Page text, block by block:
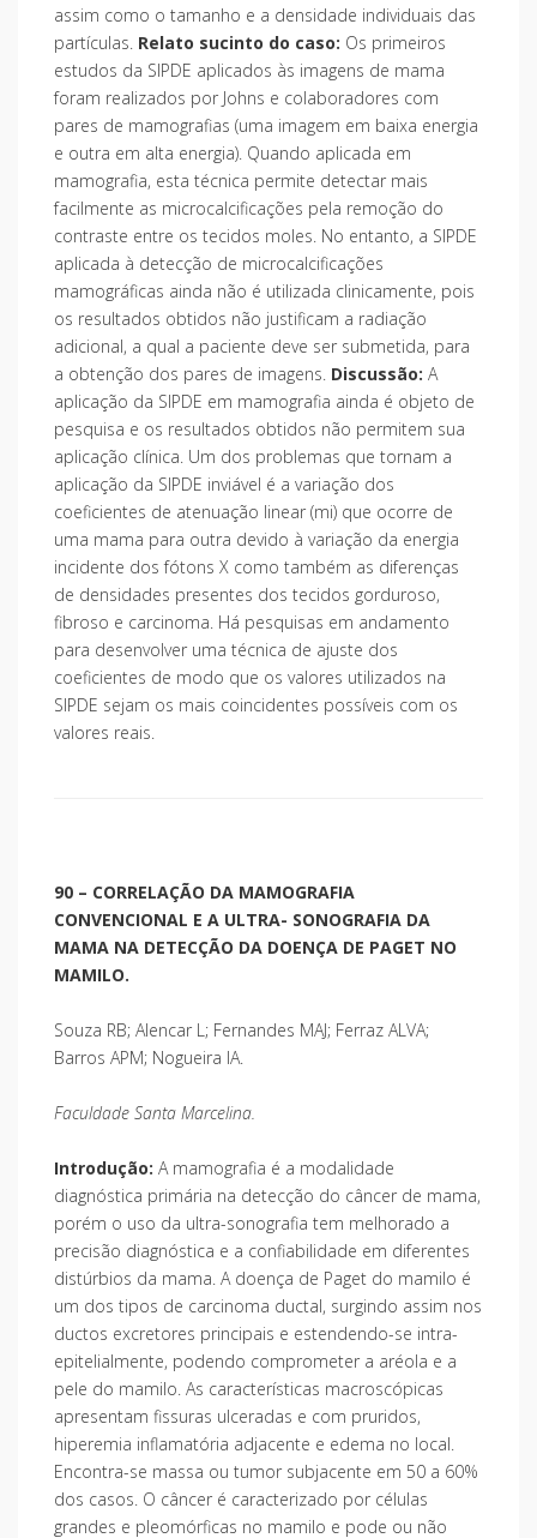
assim como o tamanho e a densidade individuais das
partículas. Relato sucinto do caso: Os primeiros
estudos da SIPDE aplicados às imagens de mama
foram realizados por Johns e colaboradores com
pares de mamografias (uma imagem em baixa energia
e outra em alta energia). Quando aplicada em
mamografia, esta técnica permite detectar mais
facilmente as microcalcificações pela remoção do
contraste entre os tecidos moles. No entanto, a SIPDE
aplicada à detecção de microcalcificações
mamográficas ainda não é utilizada clinicamente, pois
os resultados obtidos não justificam a radiação
adicional, a qual a paciente deve ser submetida, para
a obtenção dos pares de imagens. Discussão: A
aplicação da SIPDE em mamografia ainda é objeto de
pesquisa e os resultados obtidos não permitem sua
aplicação clínica. Um dos problemas que tornam a
aplicação da SIPDE inviável é a variação dos
coeficientes de atenuação linear (mi) que ocorre de
uma mama para outra devido à variação da energia
incidente dos fótons X como também as diferenças
de densidades presentes dos tecidos gorduroso,
fibroso e carcinoma. Há pesquisas em andamento
para desenvolver uma técnica de ajuste dos
coeficientes de modo que os valores utilizados na
SIPDE sejam os mais coincidentes possíveis com os
valores reais.
90 – CORRELAÇÃO DA MAMOGRAFIA
CONVENCIONAL E A ULTRA- SONOGRAFIA DA
MAMA NA DETECÇÃO DA DOENÇA DE PAGET NO
MAMILO.
Souza RB; Alencar L; Fernandes MAJ; Ferraz ALVA;
Barros APM; Nogueira IA.
Faculdade Santa Marcelina.
Introdução: A mamografia é a modalidade
diagnóstica primária na detecção do câncer de mama,
porém o uso da ultra-sonografia tem melhorado a
precisão diagnóstica e a confiabilidade em diferentes
distúrbios da mama. A doença de Paget do mamilo é
um dos tipos de carcinoma ductal, surgindo assim nos
ductos excretores principais e estendendo-se intra-
epitelialmente, podendo comprometer a aréola e a
pele do mamilo. As características macroscópicas
apresentam fissuras ulceradas e com pruridos,
hiperemia inflamatória adjacente e edema no local.
Encontra-se massa ou tumor subjacente em 50 a 60%
dos casos. O câncer é caracterizado por células
grandes e pleomórficas no mamilo e pode ou não